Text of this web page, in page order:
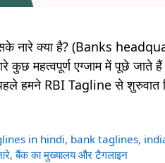
नारे क्या है? (Banks
कुछ महत्वपूर्ण एग्जाम में पूछे
हमने RBI Tagline से शुरुवात
in hindi, bank taglines,
,बैंक का मुख्यालय और टैगलाइन